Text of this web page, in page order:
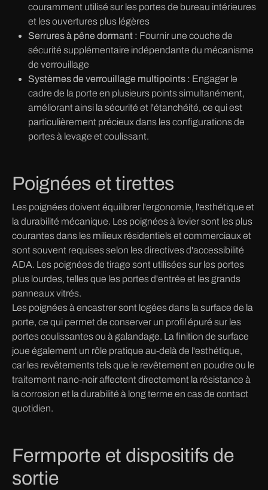
couramment utilisé sur les portes de bureau intérieures
et les ouvertures plus légères
Serrures à pêne dormant : Fournir une couche de
sécurité supplémentaire indépendante du mécanisme
de verrouillage
Systèmes de verrouillage multipoints : Engager le
cadre de la porte en plusieurs points simultanément,
améliorant ainsi la sécurité et l'étanchéité, ce qui est
particulièrement précieux dans les configurations de
portes à levage et coulissant.
Poignées et tirettes
Les poignées doivent équilibrer l'ergonomie, l'esthétique et
la durabilité mécanique. Les poignées à levier sont les plus
courantes dans les milieux résidentiels et commerciaux et
sont souvent requises selon les directives d'accessibilité
ADA. Les poignées de tirage sont utilisées sur les portes
plus lourdes, telles que les portes d'entrée et les grands
panneaux vitrés.
Les poignées à encastrer sont logées dans la surface de la
porte, ce qui permet de conserver un profil épuré sur les
portes coulissantes ou à galandage. La finition de surface
joue également un rôle pratique au-delà de l'esthétique,
car les revêtements tels que le revêtement en poudre ou le
traitement nano-noir affectent directement la résistance à
la corrosion et la durabilité à long terme en cas de contact
quotidien.
Fermporte et dispositifs de
sortie